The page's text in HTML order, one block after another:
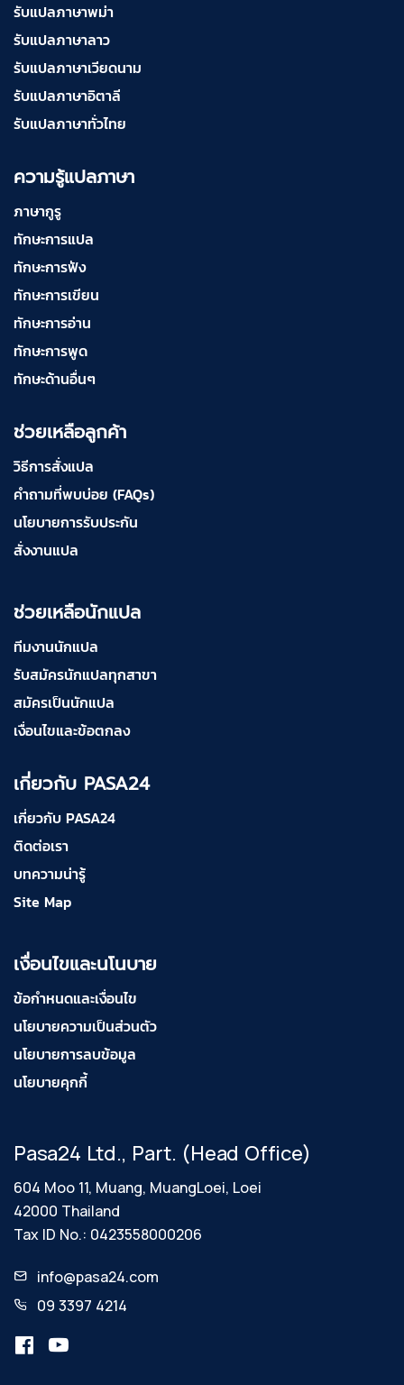
รับแปลภาษาพม่า
รับแปลภาษาลาว
รับแปลภาษาเวียดนาม
รับแปลภาษาอิตาลี
รับแปลภาษาทั่วไทย
ความรู้แปลภาษา
ภาษากูรู
ทักษะการแปล
ทักษะการฟัง
ทักษะการเขียน
ทักษะการอ่าน
ทักษะการพูด
ทักษะด้านอื่นๆ
ช่วยเหลือลูกค้า
วิธีการสั่งแปล
คำถามที่พบบ่อย (FAQs)
นโยบายการรับประกัน
สั่งงานแปล
ช่วยเหลือนักแปล
ทีมงานนักแปล
รับสมัครนักแปลทุกสาขา
สมัครเป็นนักแปล
เงื่อนไขและข้อตกลง
เกี่ยวกับ PASA24
เกี่ยวกับ PASA24
ติดต่อเรา
บทความน่ารู้
Site Map
เงื่อนไขและนโนบาย
ข้อกำหนดและเงื่อนไข
นโยบายความเป็นส่วนตัว
นโยบายการลบข้อมูล
นโยบายคุกกี้
Pasa24 Ltd., Part. (Head Office)
604 Moo 11, Muang, MuangLoei, Loei
42000 Thailand
Tax ID No.: 0423558000206
info@pasa24.com
09 3397 4214